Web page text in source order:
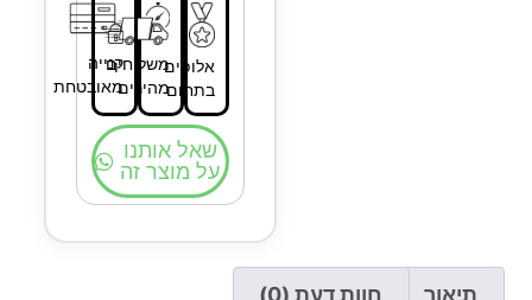
אלופים
בתחום
משלוחים
מהירים
קנייה
מאובטחת
שאל אותנו
על מוצר זה